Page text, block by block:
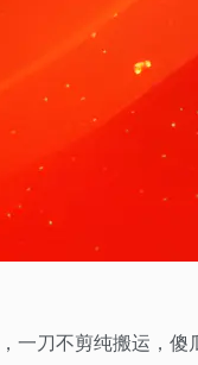
一刀不剪纯搬运，傻